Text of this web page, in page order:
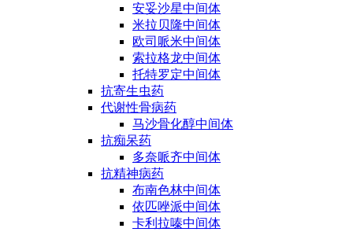
安妥沙星中间体
米拉贝隆中间体
欧司哌米中间体
索拉格龙中间体
托特罗定中间体
抗寄生虫药
代谢性骨病药
马沙骨化醇中间体
抗痴呆药
多奈哌齐中间体
抗精神病药
布南色林中间体
依匹唑派中间体
卡利拉嗪中间体